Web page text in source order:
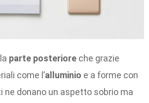
parte posteriore che grazie
come l’alluminio e a forme con
ne donano un aspetto sobrio ma